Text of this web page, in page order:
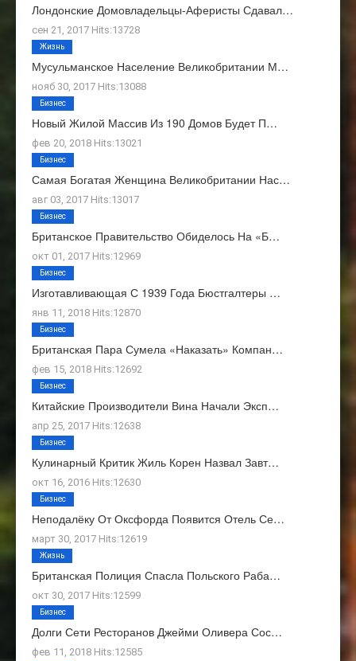
Лондонские Домовладельцы-Аферисты Сдавал…
сен 21, 2017 Hits:13728
Мусульманское Население Великобритании М…
нояб 30, 2017 Hits:13088
Жизнь
Новый Жилой Массив Из 190 Домов Будет П…
фев 20, 2018 Hits:13021
Бизнес
Самая Богатая Женщина Великобритании Нас…
авг 03, 2017 Hits:13017
Бизнес
Британское Правительство Обиделось На «Б…
окт 01, 2017 Hits:12969
Бизнес
Изготавливающая С 1939 Года Бюстгалтеры …
янв 11, 2018 Hits:12870
Бизнес
Британская Пара Сумела «наказать» Компан…
фев 15, 2018 Hits:12692
Бизнес
Китайские Производители Вина Начали Эксп…
апр 25, 2017 Hits:12638
Бизнес
Кулинарный Критик Жиль Корен Назвал Завт…
окт 16, 2016 Hits:12630
Бизнес
Неподалёку От Оксфорда Появится Отель Се…
март 30, 2017 Hits:12619
Бизнес
Британская Полиция Спасла Польского Раба…
окт 30, 2017 Hits:12599
Жизнь
Долги Сети Ресторанов Джейми Оливера Сос…
фев 11, 2018 Hits:12585
Бизнес